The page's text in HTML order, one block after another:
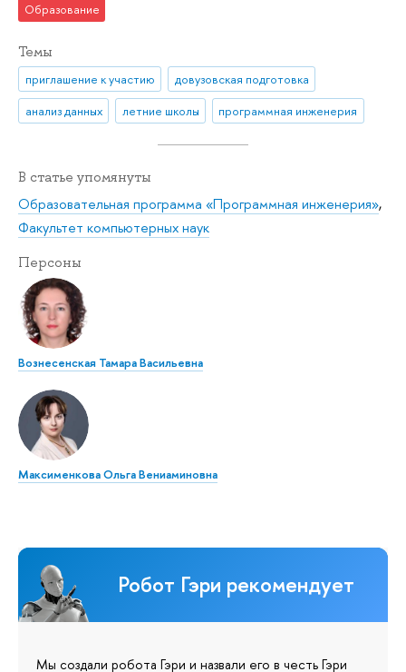
Образование
Темы
приглашение к участию
довузовская подготовка
анализ данных
летние школы программная инженерия
В статье упомянуты
Образовательная программа «Программная инженерия»,
Факультет компьютерных наук
Персоны
Вознесенская Тамара Васильевна
Максименкова Ольга Вениаминовна
Робот Гэри рекомендует
Мы создали робота Гэри и назвали его в честь Гэри